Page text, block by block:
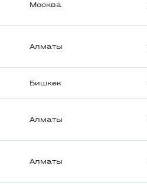
Москва
Алматы
Бишкек
Алматы
Алматы